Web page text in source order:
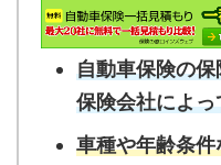
自動車保険の
保険会社によ
車種や年齢条